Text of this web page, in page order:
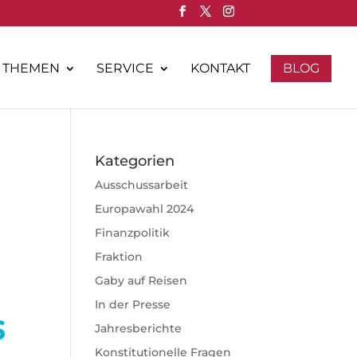
THEMEN SERVICE KONTAKT BLOG
Kategorien
Ausschussarbeit
Europawahl 2024
Finanzpolitik
Fraktion
Gaby auf Reisen
In der Presse
Jahresberichte
Konstitutionelle Fragen